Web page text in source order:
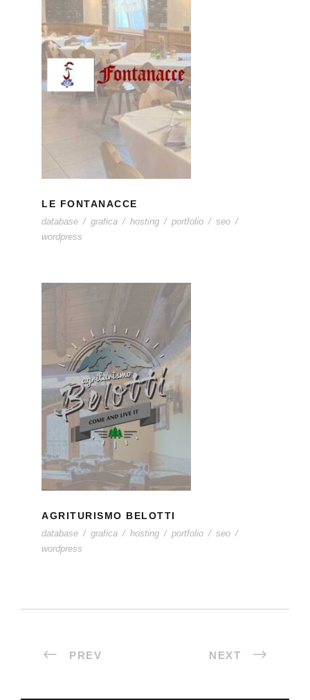
LE FONTANACCE
LE FONTANACCE
database / grafica / hosting / portfolio / seo /
wordpress
AGRITURISMO BELOTTI
AGRITURISMO BELOTTI
database / grafica / hosting / portfolio / seo /
wordpress
PREV NEXT